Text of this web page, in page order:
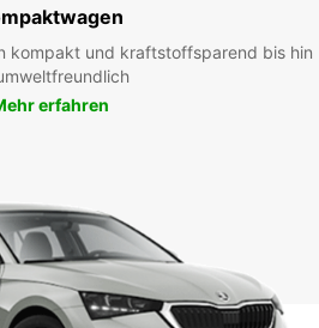
kompakt und kraftstoffsparend bis hin
erfahren